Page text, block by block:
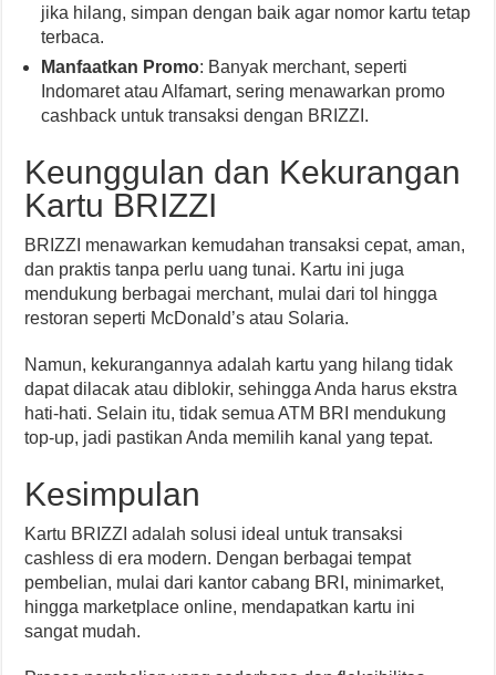
jika hilang, simpan dengan baik agar nomor kartu tetap
terbaca.
Manfaatkan Promo: Banyak merchant, seperti
Indomaret atau Alfamart, sering menawarkan promo
cashback untuk transaksi dengan BRIZZI.
Keunggulan dan Kekurangan
Kartu BRIZZI
BRIZZI menawarkan kemudahan transaksi cepat, aman,
dan praktis tanpa perlu uang tunai. Kartu ini juga
mendukung berbagai merchant, mulai dari tol hingga
restoran seperti McDonald’s atau Solaria.
Namun, kekurangannya adalah kartu yang hilang tidak
dapat dilacak atau diblokir, sehingga Anda harus ekstra
hati-hati. Selain itu, tidak semua ATM BRI mendukung
top-up, jadi pastikan Anda memilih kanal yang tepat.
Kesimpulan
Kartu BRIZZI adalah solusi ideal untuk transaksi
cashless di era modern. Dengan berbagai tempat
pembelian, mulai dari kantor cabang BRI, minimarket,
hingga marketplace online, mendapatkan kartu ini
sangat mudah.